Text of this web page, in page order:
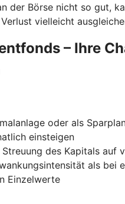
der Börse nicht so gut,
vielleicht
– Ihre
oder als
einsteigen
des Kapitals auf
als bei
Einzelwerte